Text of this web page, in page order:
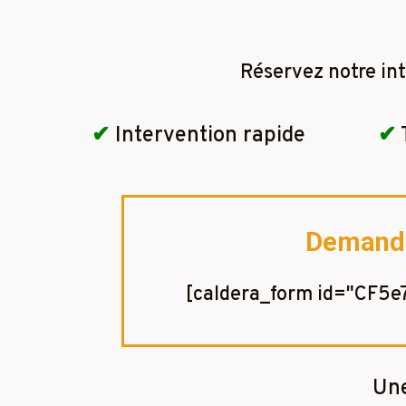
Réservez notre
✔ Intervention rapide ✔
[caldera_form